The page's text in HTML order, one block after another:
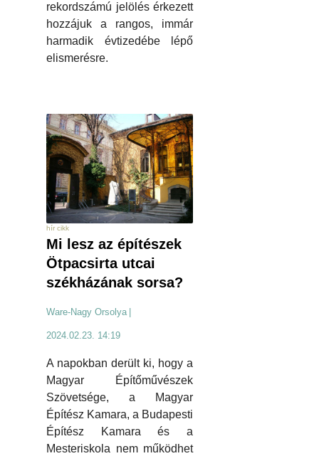
rekordszámú jelölés érkezett
hozzájuk a rangos, immár
harmadik évtizedébe lépő
elismerésre.
hír cikk
Mi lesz az építészek
Ötpacsirta utcai
székházának sorsa?
Ware-Nagy Orsolya
2024.02.23. 14:19
A napokban derült ki, hogy a
Magyar Építőművészek
Szövetsége, a Magyar
Építész Kamara, a Budapesti
Építész Kamara és a
Mesteriskola nem működhet